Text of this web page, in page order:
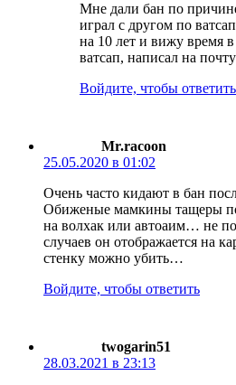
Мне дали бан по
играл с другом по
на 10 лет и вижу время
ватсап, написал на
Войдите, чтобы ответить
Mr.racoon
25.05.2020 в 01:02
Очень часто кидают в бан
Обиженые мамкины тащеры
на волхак или автоаим… не
случаев он отображается на
стенку можно убить…
Войдите, чтобы ответить
twogarin51
28.03.2021 в 23:13